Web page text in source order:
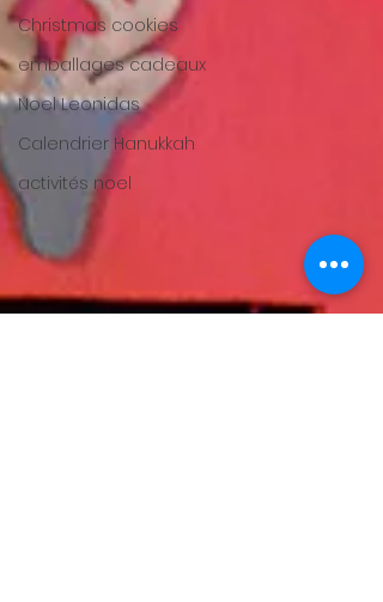
Christmas cookies
emballages cadeaux
Noel Leonidas
Calendrier Hanukkah
activités noel